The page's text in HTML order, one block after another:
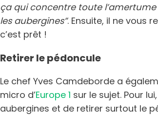
ça qui concentre toute l’amertume
les aubergines”. Ensuite, il ne vous
c’est prêt !
Retirer le pédoncule
Le chef Yves Camdeborde a
micro d’Europe 1 sur le sujet. Pour
aubergines et de retirer surtout le